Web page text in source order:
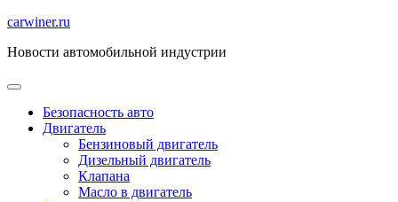
Перейти
содержимому
carwiner.ru
Новости автомобильной индустрии
Безопасность авто
Двигатель
Бензиновый двигатель
Дизельный двигатель
Клапана
Масло в двигатель